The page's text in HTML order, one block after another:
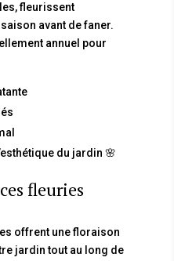
fleurissent
avant de faner.
annuel pour
du jardin 🌸
fleuries
offrent une floraison
jardin tout au long de